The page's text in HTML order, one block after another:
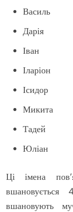
Василь
Дарія
Іван
Іларіон
Ісидор
Микита
Тадей
Юліан
Ці імена
вшановують